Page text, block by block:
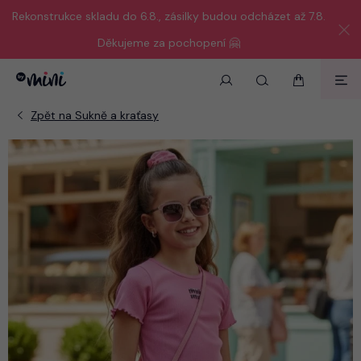
Rekonstrukce skladu do 6.8., zásilky budou odcházet až 7.8.
Děkujeme za pochopení 🤗